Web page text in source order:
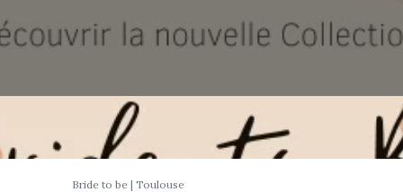
Bride to be | Toulouse